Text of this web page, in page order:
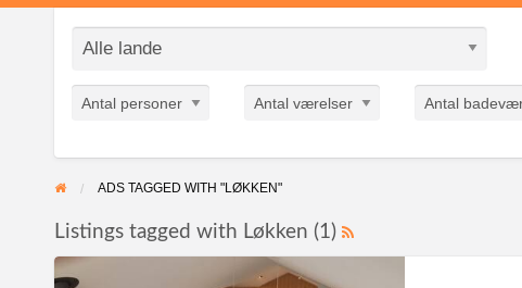
Antal personer Antal værelser Antal
ADS TAGGED WITH "LØKKEN"
Listings tagged with Løkken (1)